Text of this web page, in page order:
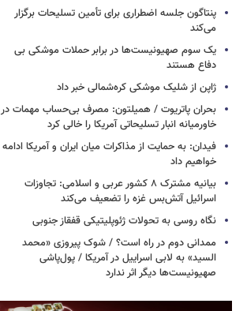
پنتاگون جلسه اضطراری برای تأمین تسلیحات برگزار
می‌کند
یک‌ سوم صهیونیست‌ها در برابر حملات موشکی بی
دفاع هستند
ژاپن از شلیک موشکی کره‌شمالی خبر داد
بحران پاتریوت / همیلتون: مصرف بی‌حساب مهمات در
خاورمیانه انبار تسلیحاتی آمریکا را خالی کرد
فیدان: به حمایت از مذاکرات میان ایران و آمریکا ادامه
خواهیم داد
بیانیه مشترک ۸ کشور عربی و اسلامی: تجاوزات
اسرائیل آتش‌بس غزه را تضعیف می‌کند
نگاه روسی به تحولات ژئوپلیتیکی قفقاز جنوبی
ممدانی دوم در راه است؟ / شوک پیروزی «محمد
السید» به لابی اسراییل در آمریکا / پول‌پاشی
صهیونیست‌ها دیگر اثر ندارد